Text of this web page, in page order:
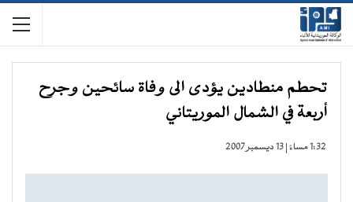
تحطم منطادين يؤدى الى وفاة سائحين وجرح
أربعة في الشمال الموريتاني
1:32 مساءً | 13 ديسمبر 2007